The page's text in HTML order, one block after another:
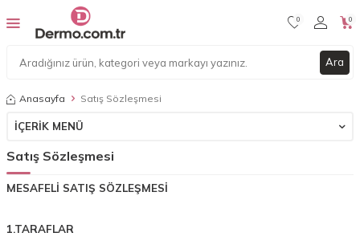
Ara
0 0
Anasayfa Satış Sözleşmesi
İÇERIK MENÜ
Satış Sözleşmesi
MESAFELİ SATIŞ SÖZLEŞMESİ
1.TARAFLAR